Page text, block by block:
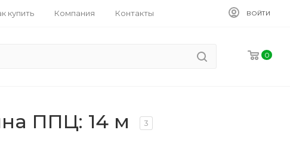
купить Компания Контакты ВОЙТИ
0
ППЦ: 14 м 3